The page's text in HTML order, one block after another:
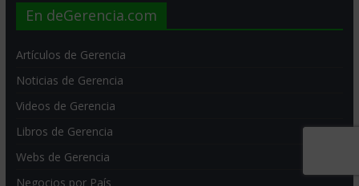
En deGerencia.com
Artículos de Gerencia
Noticias de Gerencia
Videos de Gerencia
Libros de Gerencia
Webs de Gerencia
Negocios por País